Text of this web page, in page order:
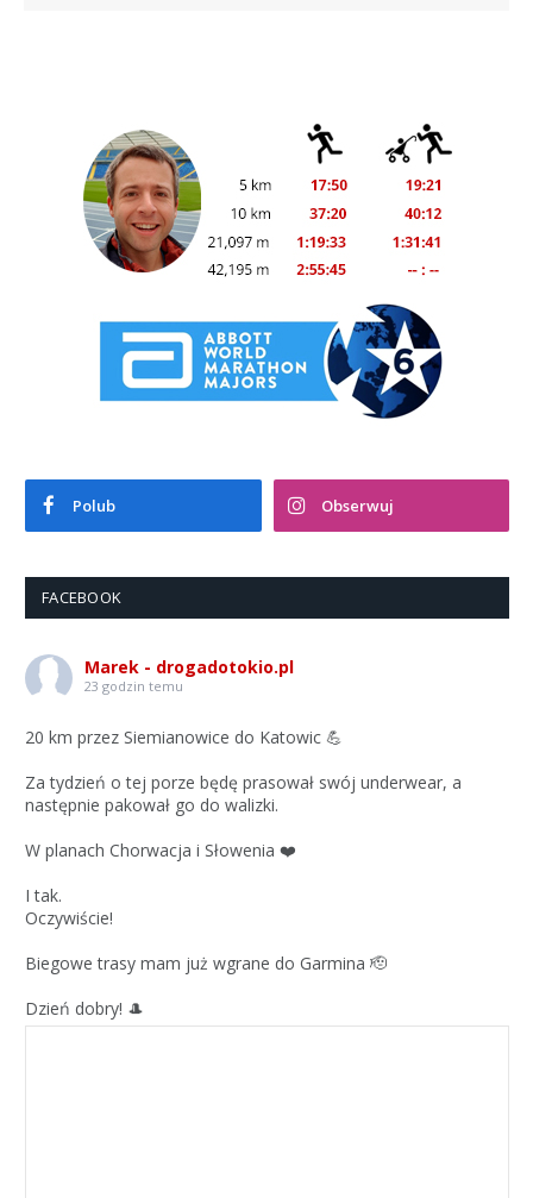
Polub Obserwuj
FACEBOOK
Marek - drogadotokio.pl
23 godzin temu
20 km przez Siemianowice do Katowic 💪
Za tydzień o tej porze będę prasował swój underwear, a
następnie pakował go do walizki.
W planach Chorwacja i Słowenia ❤️
I tak.
Oczywiście!
Biegowe trasy mam już wgrane do Garmina 🫡
Dzień dobry! 🎩